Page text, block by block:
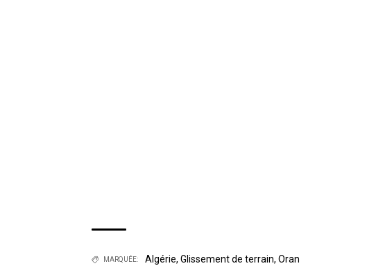
MARQUÉE: Algérie, Glissement de terrain, Oran